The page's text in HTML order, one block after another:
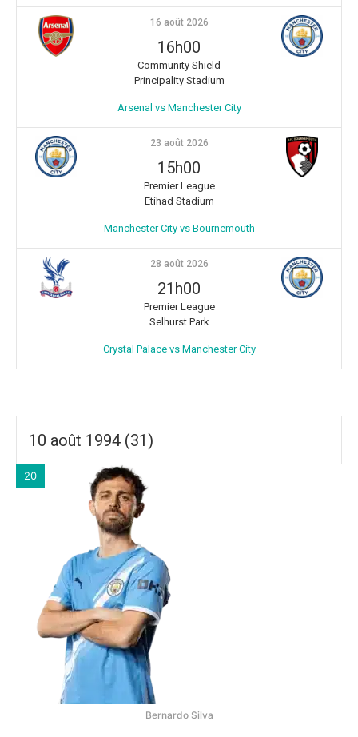
16 août 2026
16h00
Community Shield
Principality Stadium
Arsenal vs Manchester City
23 août 2026
15h00
Premier League
Etihad Stadium
Manchester City vs Bournemouth
28 août 2026
21h00
Premier League
Selhurst Park
Crystal Palace vs Manchester City
10 août 1994 (31)
20
Bernardo Silva